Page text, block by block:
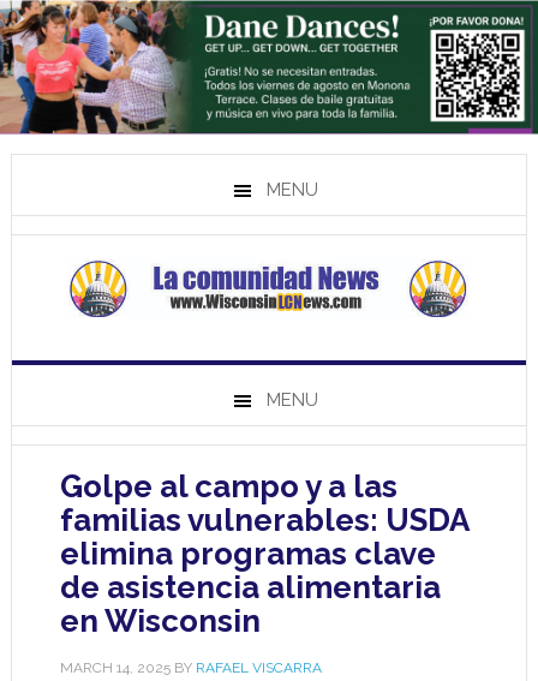
MENU
MENU
Golpe al campo y a las
familias vulnerables: USDA
elimina programas clave
de asistencia alimentaria
en Wisconsin
MARCH 14, 2025BY RAFAEL VISCARRA